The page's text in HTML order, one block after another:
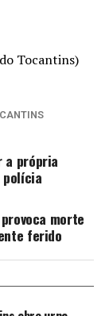
Tocantins)
a própria
polícia
morte
ferido